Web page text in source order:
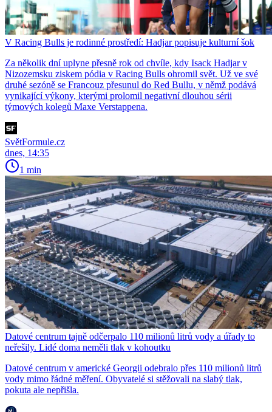
V Racing Bulls je rodinné prostředí: Hadjar popisuje kulturní šok
Za několik dní uplyne přesně rok od chvíle, kdy Isack Hadjar v
Nizozemsku ziskem pódia v Racing Bulls ohromil svět. Už ve své
druhé sezóně se Francouz přesunul do Red Bullu, v němž podává
vynikající výkony, kterými prolomil negativní dlouhou sérii
týmových kolegů Maxe Verstappena.
SvětFormule.cz
dnes, 14:35
1 min
Datové centrum tajně odčerpalo 110 milionů litrů vody a úřady to
neřešily. Lidé doma neměli tlak v kohoutku
Datové centrum v americké Georgii odebralo přes 110 milionů litrů
vody mimo řádné měření. Obyvatelé si stěžovali na slabý tlak,
pokuta ale nepřišla.